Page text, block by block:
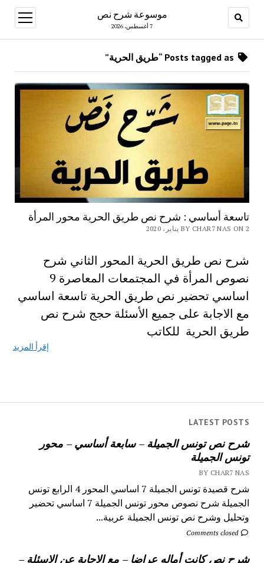
موسوعة شرح نص
7 أغسطس، 2026
open
menu
LATEST POSTS
شرح نص تونس الجميلة – سابعة أساسي – محور
تونس الجميلة
BY CHAR7 NAS
شرح قصيدة تونس الجميلة 7 اساسي المحور 4 الرابع تونس
الجميلة شرح نصوص محور تونس الجميلة 7 اساسي تحضير
وتحليل وشرح نص تونس الجميلة عربية...
Comments closed
شرح نص كانت أماله عراضا – مع الاجابة عن الاسئلة –
تاسعة أساسي : شرح نص طريق الحرية محور المرأة
BY CHAR7 NAS ON 2 يناير، 2020
شرح نص طريق الحرية المحور الثاني شرح
نصوص المرأة في المجتمعات المعاصرة 9
اساسي تحضير نص طريق الحرية تاسعة اساسي
مع الاجابة على جميع الأسئلة حجج شرح نص
طريق الحرية للكاتب
إقرأ المزيد